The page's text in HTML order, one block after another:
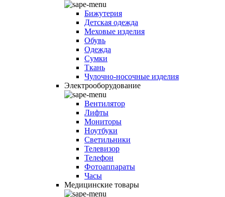
Бижутерия
Детская одежда
Меховые изделия
Обувь
Одежда
Сумки
Ткань
Чулочно-носочные изделия
Электрооборудование
Вентилятор
Лифты
Мониторы
Ноутбуки
Светильники
Телевизор
Телефон
Фотоаппараты
Часы
Медицинские товары